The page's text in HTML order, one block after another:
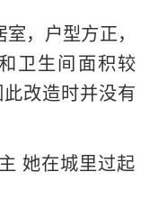
，户型方正，
卫生间面积较
改造时并没有